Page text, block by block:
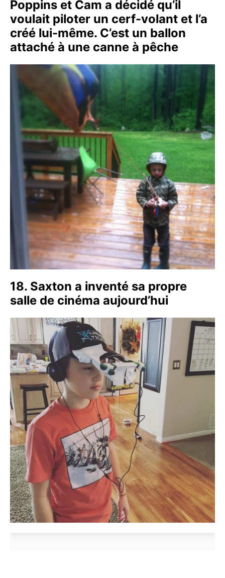
Poppins et Cam a décidé qu’il
voulait piloter un cerf-volant et l’a
créé lui-même. C’est un ballon
attaché à une canne à pêche
18. Saxton a inventé sa propre
salle de cinéma aujourd’hui